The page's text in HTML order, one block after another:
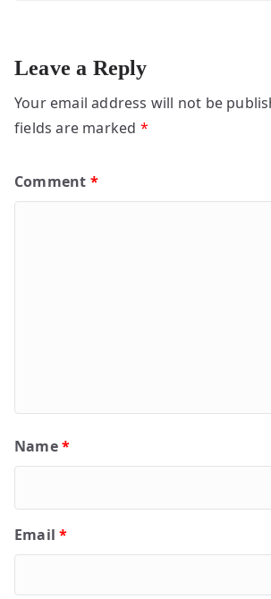
Leave a Reply
Your email address will not be
fields are marked *
Comment *
Name*
Email*